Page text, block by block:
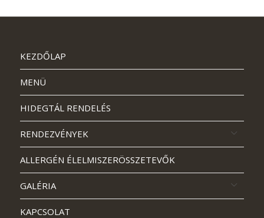
KEZDŐLAP
MENÜ
HIDEGTÁL RENDELÉS
RENDEZVÉNYEK
ALLERGÉN ÉLELMISZERÖSSZETEVŐK
GALÉRIA
KAPCSOLAT